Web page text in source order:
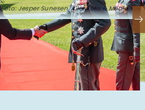
Foto: Jesper Sunesen, Aller Foto & Media ©